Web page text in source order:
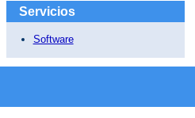
Servicios
Software